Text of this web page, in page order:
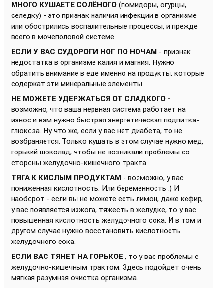
МНОГО КУШАЕТЕ СОЛЁНОГО (помидоры, огурцы,
селедку) - это признак наличия инфекции в организме
или обострились воспалительные процессы, и прежде
всего в мочеполовой системе.
ЕСЛИ У ВАС СУДОРОГИ НОГ ПО НОЧАМ - признак
недостатка в организме калия и магния. Нужно
обратить внимание в еде именно на продукты, которые
содержат эти минеральные элементы.
НЕ МОЖЕТЕ УДЕРЖАТЬСЯ ОТ СЛАДКОГО -
возможно, что ваша нервная система работает на
износ и вам нужно быстрая энергетическая подпитка-
глюкоза. Ну что же, если у вас нет диабета, то не
возбраняется. Только кушать в этом случае нужно мед,
горький шоколад, чтобы не возникали проблемы со
стороны желудочно-кишечного тракта.
ТЯГА К КИСЛЫМ ПРОДУКТАМ - возможно, у вас
пониженная кислотность. Или беременность :) И
наоборот - если вы не можете есть лимон, даже кефир,
у вас появляется изжога, тяжесть в желудке, то у вас
повышенная кислотность желудочного сока. И в том и
другом случае нужно восстановить кислотность
желудочного сока.
ЕСЛИ ВАС ТЯНЕТ НА ГОРЬКОЕ , то у вас проблемы с
желудочно-кишечным трактом. Здесь подойдет очень
мягкая разумная очистка организма.